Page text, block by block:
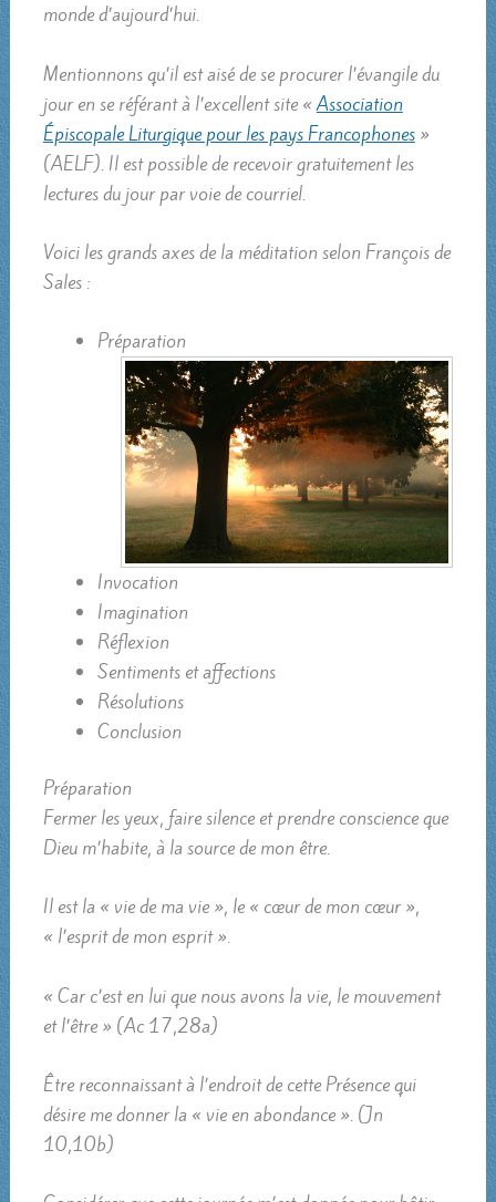
monde d’aujourd’hui.
Mentionnons qu’il est aisé de se procurer l’évangile du
jour en se référant à l’excellent site «Association
Épiscopale Liturgique pour les pays Francophones»
(AELF). Il est possible de recevoir gratuitement les
lectures du jour par voie de courriel.
Voici les grands axes de la méditation selon François de
Sales :
Préparation
Invocation
Imagination
Réflexion
Sentiments et affections
Résolutions
Conclusion
Préparation
Fermer les yeux, faire silence et prendre conscience que
Dieu m’habite, à la source de mon être.
Il est la « vie de ma vie », le « cœur de mon cœur »,
« l’esprit de mon esprit ».
« Car c’est en lui que nous avons la vie, le mouvement
et l’être » (Ac 17,28a)
Être reconnaissant à l’endroit de cette Présence qui
désire me donner la « vie en abondance ». (Jn
10,10b)